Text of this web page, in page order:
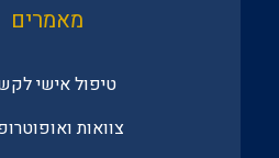
מאמרים
טיפול אישי
צוואות